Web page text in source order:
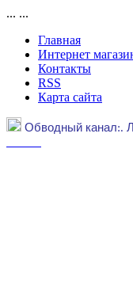
... ...
Главная
Интернет
Контакты
RSS
Карта сайта
Обводный канал:.